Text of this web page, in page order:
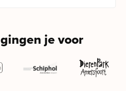
gingen je voor